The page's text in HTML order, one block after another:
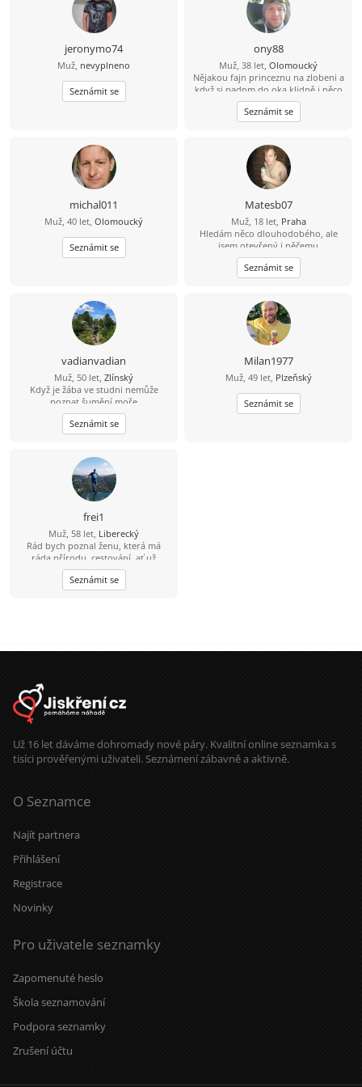
právě našli. Tak co, vezmeš mě do
party? Třeba zjistíme, že ty nejlepší
příběhy začínají úplně obyčejnou
zprávou. ????
jeronymo74
Muž, nevyplneno
Seznámit se
ony88
Muž, 38 let, Olomoucký
Nějakou fajn princeznu na zlobeni a
když si padnm do oka klidně i něco
vic
Seznámit se
michal011
Muž, 40 let, Olomoucký
Seznámit se
Matesb07
Muž, 18 let, Praha
Hledám něco dlouhodobého, ale
jsem otevřený i něčemu
krátkodobému či jednorázovému.
Seznámit se
vadianvadian
Muž, 50 let, Zlínský
Když je žába ve studni nemůže
poznat šumění moře
Seznámit se
Milan1977
Muž, 49 let, Plzeňský
Seznámit se
frei1
Muž, 58 let, Liberecký
Rád bych poznal ženu, která má
ráda přírodu, cestování, ať už
obytným autem, na motorce, na
kole a nebo výlet pěšky. Ráda zajde
do kina. Nebo na dovolenou k moři.
Seznámit se
Už 16 let dáváme dohromady nové páry. Kvalitní online seznamka s
tisíci prověřenými uživateli. Seznámení zábavně a aktivně.
O Seznamce
Najít partnera
Přihlášení
Registrace
Novinky
Pro uživatele seznamky
Zapomenuté heslo
Škola seznamování
Podpora seznamky
Zrušení účtu